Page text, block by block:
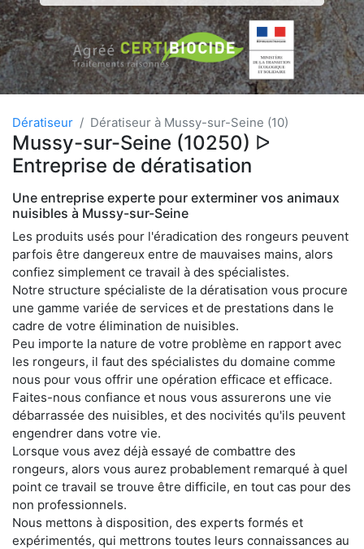
Dératiseur Dératiseur à Mussy-sur-Seine (10)
Mussy-sur-Seine (10250) ᐅ
Entreprise de dératisation
Une entreprise experte pour exterminer vos animaux
nuisibles à Mussy-sur-Seine
Les produits usés pour l'éradication des rongeurs peuvent
parfois être dangereux entre de mauvaises mains, alors
confiez simplement ce travail à des spécialistes.
Notre structure spécialiste de la dératisation vous procure
une gamme variée de services et de prestations dans le
cadre de votre élimination de nuisibles.
Peu importe la nature de votre problème en rapport avec
les rongeurs, il faut des spécialistes du domaine comme
nous pour vous offrir une opération efficace et efficace.
Faites-nous confiance et nous vous assurerons une vie
débarrassée des nuisibles, et des nocivités qu'ils peuvent
engendrer dans votre vie.
Lorsque vous avez déjà essayé de combattre des
rongeurs, alors vous aurez probablement remarqué à quel
point ce travail se trouve être difficile, en tout cas pour des
non professionnels.
Nous mettons à disposition, des experts formés et
expérimentés, qui mettrons toutes leurs connaissances au